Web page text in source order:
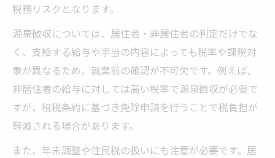
外国人雇用時の源泉徴収の基本手順を確認
しよう
非居住者・居住者別の源泉徴収実務ポイン
ト
外国人雇用で源泉徴収免除が適用されるケ
ース
外国人雇用の源泉徴収トラブル防止策まと
め
税務リスクとなります。
源泉徴収については、居住者・非居住者の判定だけでな
く、支給する給与や手当の内容によっても税率や課税対
象が異なるため、就業前の確認が不可欠です。例えば、
非居住者の給与に対しては高い税率で源泉徴収が必要で
すが、租税条約に基づき免除申請を行うことで税負担が
軽減される場合があります。
また、年末調整や住民税の扱いにも注意が必要です。居